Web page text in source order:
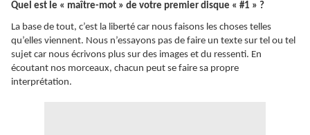
Quel est le « maître-mot » de votre premier disque « #1 » ?
La base de tout, c’est la liberté car nous faisons les choses telles
qu’elles viennent. Nous n’essayons pas de faire un texte sur tel ou tel
sujet car nous écrivons plus sur des images et du ressenti. En
écoutant nos morceaux, chacun peut se faire sa propre
interprétation.